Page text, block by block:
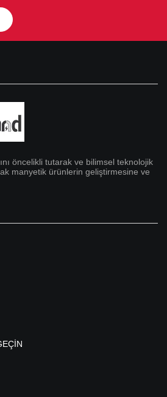
öncelikli tutarak ve bilimsel teknolojik
manyetik ürünlerin geliştirmesine ve